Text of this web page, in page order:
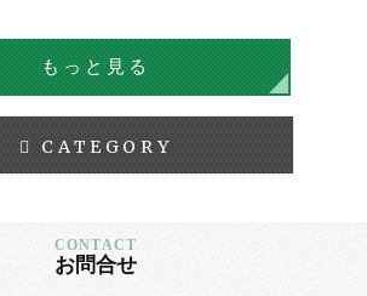
もっと見る
CATEGORY
お問合せ